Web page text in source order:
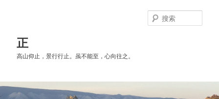
正
高山仰止，景行行止。虽不能至，心向往之。
索